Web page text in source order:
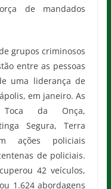
de mandados
grupos criminosos
entre as pessoas
uma liderança de
em janeiro. As
Toca da Onça,
Segura, Terra
ações policiais
de policiais.
42 veículos,
1.624 abordagens